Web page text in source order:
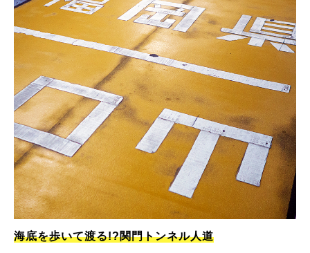
海底を歩いて渡る!?関門トンネル人道